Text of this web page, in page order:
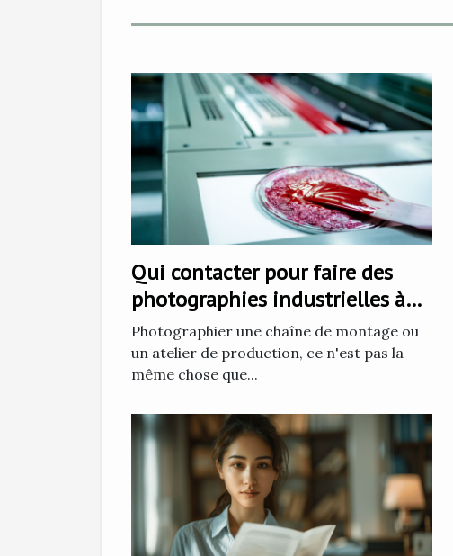
Qui contacter pour faire des
photographies industrielles à
Grenoble ?
Photographier une chaîne de montage ou
un atelier de production, ce n'est pas la
même chose que...